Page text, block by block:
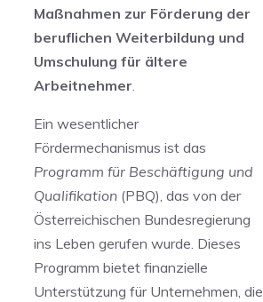
Maßnahmen zur Förderung der
beruflichen Weiterbildung und
Umschulung für ältere
Arbeitnehmer.
Ein⁤ wesentlicher
Fördermechanismus‍ ist das
Programm für Beschäftigung⁢ und
Qualifikation (PBQ), das von der
Österreichischen Bundesregierung
ins Leben gerufen wurde. Dieses
Programm bietet finanzielle
Unterstützung ⁤für Unternehmen, die